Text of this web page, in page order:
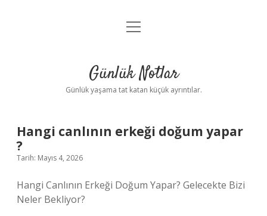
Anasayfa
Yasal Uyarı
menüyü
Günlük Notlar
Günlük yaşama tat katan küçük ayrıntılar.
Hangi canlının erkeği doğum yapar
?
Tarih: Mayıs 4, 2026
Hangi Canlının Erkeği Doğum Yapar? Gelecekte Bizi
Neler Bekliyor?